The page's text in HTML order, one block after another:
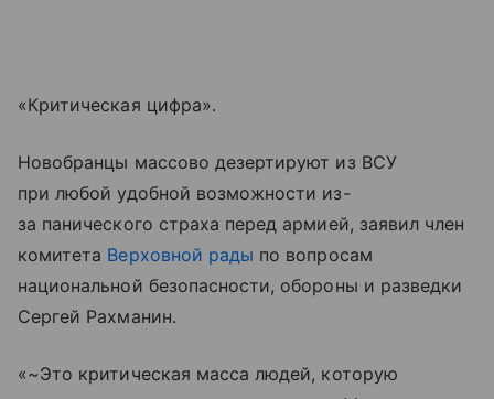
«Критическая цифра».
Новобранцы массово дезертируют из ВСУ
при любой удобной возможности из-
за панического страха перед армией, заявил член
комитета Верховной рады по вопросам
национальной безопасности, обороны и разведки
Сергей Рахманин.
«~Это критическая масса людей, которую